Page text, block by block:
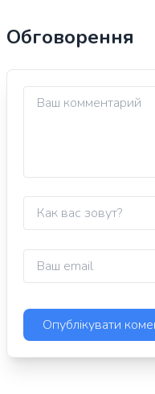
Обговорення